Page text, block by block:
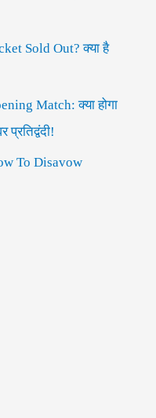
Sold Out? क्या है
Match: क्या होगा
To Disavow